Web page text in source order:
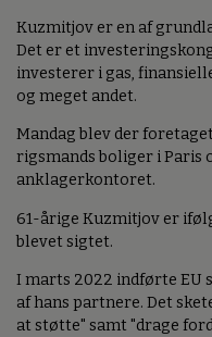
Kuzmitjov er en af
Det er et
investerer i gas,
og meget andet.
Mandag blev der
rigsmands boliger i Paris
anklagerkontoret.
61-årige Kuzmitjov er
blevet sigtet.
I marts 2022 indførte EU
af hans partnere. Det
at støtte" samt "drage